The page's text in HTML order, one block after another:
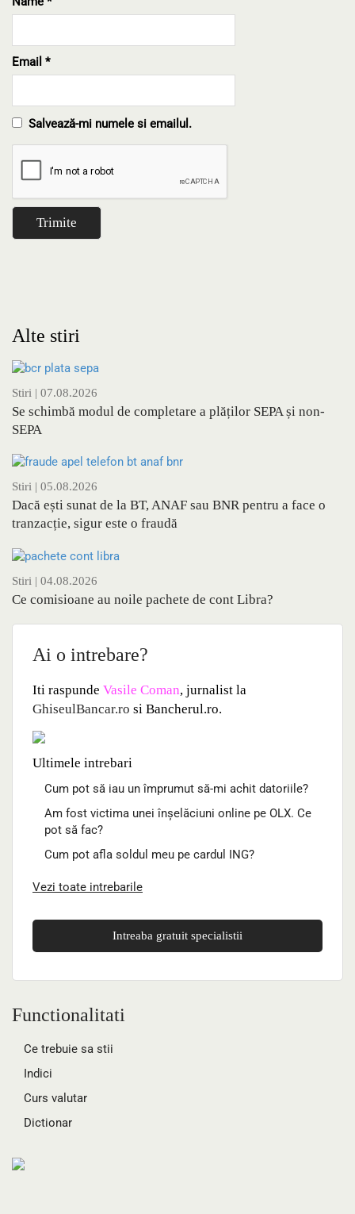
Email *
Salvează-mi numele si emailul.
Alte stiri
Stiri | 07.08.2026
Se schimbă modul de completare a plăților SEPA și non-
SEPA
Stiri | 05.08.2026
Dacă ești sunat de la BT, ANAF sau BNR pentru a face o
tranzacție, sigur este o fraudă
Stiri | 04.08.2026
Ce comisioane au noile pachete de cont Libra?
Ai o intrebare?
Iti raspunde Vasile Coman, jurnalist la
GhiseulBancar.ro si Bancherul.ro.
Ultimele intrebari
Cum pot să iau un împrumut să-mi achit datoriile?
Am fost victima unei înșelăciuni online pe OLX. Ce
pot să fac?
Cum pot afla soldul meu pe cardul ING?
Vezi toate intrebarile
Intreaba gratuit specialistii
Functionalitati
Ce trebuie sa stii
Indici
Curs valutar
Dictionar